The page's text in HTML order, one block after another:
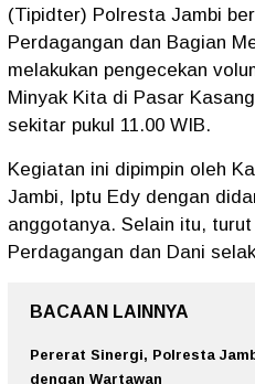
(Tipidter) Polresta Jambi
Perdagangan dan Bagian
melakukan pengecekan
Minyak Kita di Pasar
sekitar pukul 11.00 WIB.
Kegiatan ini dipimpin oleh
Jambi, Iptu Edy dengan
anggotanya. Selain itu,
Perdagangan dan Dani
BACAAN LAINNYA
Pererat Sinergi, Polresta
dengan Wartawan